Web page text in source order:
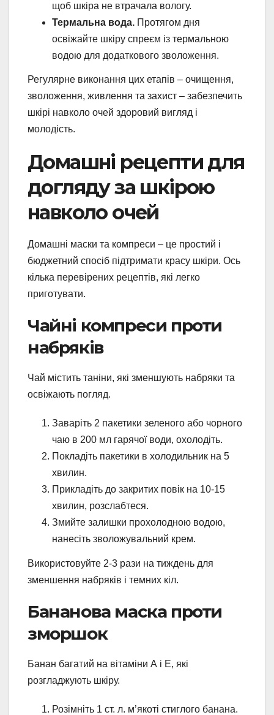
щоб шкіра не втрачала вологу.
Термальна вода. Протягом дня
освіжайте шкіру спреєм із термальною
водою для додаткового зволоження.
Регулярне виконання цих етапів – очищення,
зволоження, живлення та захист – забезпечить
шкірі навколо очей здоровий вигляд і
молодість.
Домашні рецепти для
догляду за шкірою
навколо очей
Домашні маски та компреси – це простий і
бюджетний спосіб підтримати красу шкіри. Ось
кілька перевірених рецептів, які легко
приготувати.
Чайні компреси проти
набряків
Чай містить таніни, які зменшують набряки та
освіжають погляд.
Заваріть 2 пакетики зеленого або чорного
чаю в 200 мл гарячої води, охолодіть.
Покладіть пакетики в холодильник на 5
хвилин.
Прикладіть до закритих повік на 10-15
хвилин, розслабтеся.
Змийте залишки прохолодною водою,
нанесіть зволожувальний крем.
Використовуйте 2-3 рази на тиждень для
зменшення набряків і темних кіл.
Бананова маска проти
зморшок
Банан багатий на вітаміни А і Е, які
розгладжують шкіру.
Розімніть 1 ст. л. м’якоті стиглого банана.